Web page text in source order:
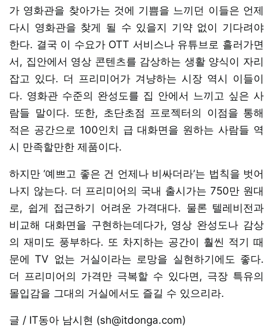
가 영화관을 찾아가는 것에 기쁨을 느끼던 이들은 언제
다시 영화관을 찾게 될 수 있을지 기약 없이 기다려야
한다. 결국 이 수요가 OTT 서비스나 유튜브로 흘러가면
서, 집안에서 영상 콘텐츠를 감상하는 생활 양식이 자리
잡고 있다. 더 프리미어가 겨냥하는 시장 역시 이들이
다. 영화관 수준의 완성도를 집 안에서 느끼고 싶은 사
람들 말이다. 또한, 초단초점 프로젝터의 이점을 통해
적은 공간으로 100인치 급 대화면을 원하는 사람들 역
시 만족할만한 제품이다.
하지만 ‘예쁘고 좋은 건 언제나 비싸더라’는 법칙을 벗어
나지 않는다. 더 프리미어의 국내 출시가는 750만 원대
로, 쉽게 접근하기 어려운 가격대다. 물론 텔레비전과
비교해 대화면을 구현하는데다가, 영상 완성도나 감상
의 재미도 풍부하다. 또 차지하는 공간이 훨씬 적기 때
문에 TV 없는 거실이라는 로망을 실현하기에도 좋다.
더 프리미어의 가격만 극복할 수 있다면, 극장 특유의
몰입감을 그대의 거실에서도 즐길 수 있으리라.
글 / IT동아 남시현 (sh@itdonga.com)